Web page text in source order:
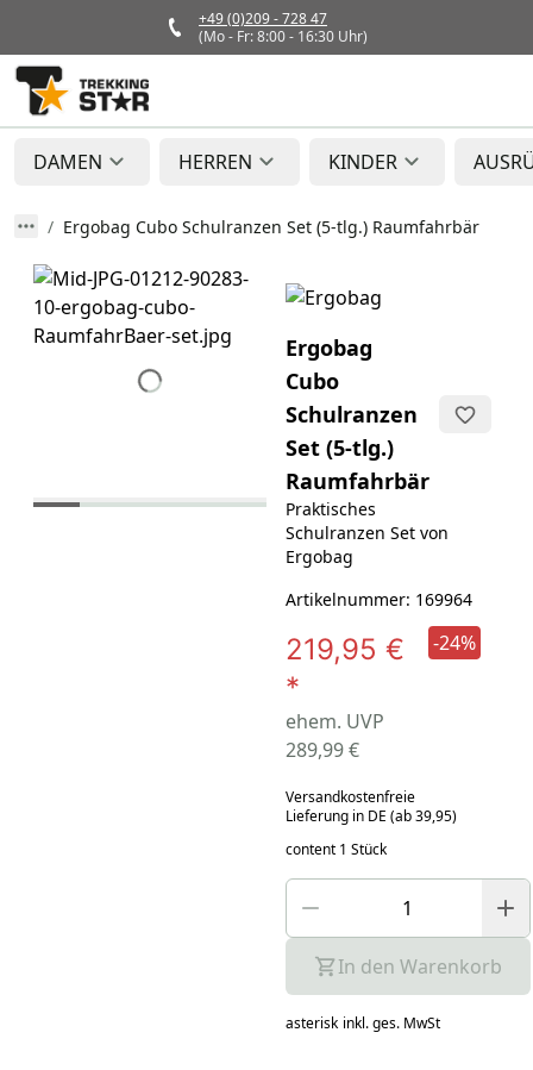
+49 (0)209 - 728 47
(Mo - Fr: 8:00 - 16:30 Uhr)
DAMEN HERREN KINDER
Ergobag Cubo Schulranzen Set (5-tlg.) Raumfahrbär
Ergobag
Cubo
Schulranzen
Set (5-tlg.)
Raumfahrbär
Praktisches
Schulranzen Set von
Ergobag
Artikelnummer: 169964
219,95 €
*
ehem. UVP
289,99 €
-24%
Versandkostenfreie
Lieferung in DE (ab 39,95)
content 1 Stück
In den Warenkorb
asterisk inkl. ges. MwSt